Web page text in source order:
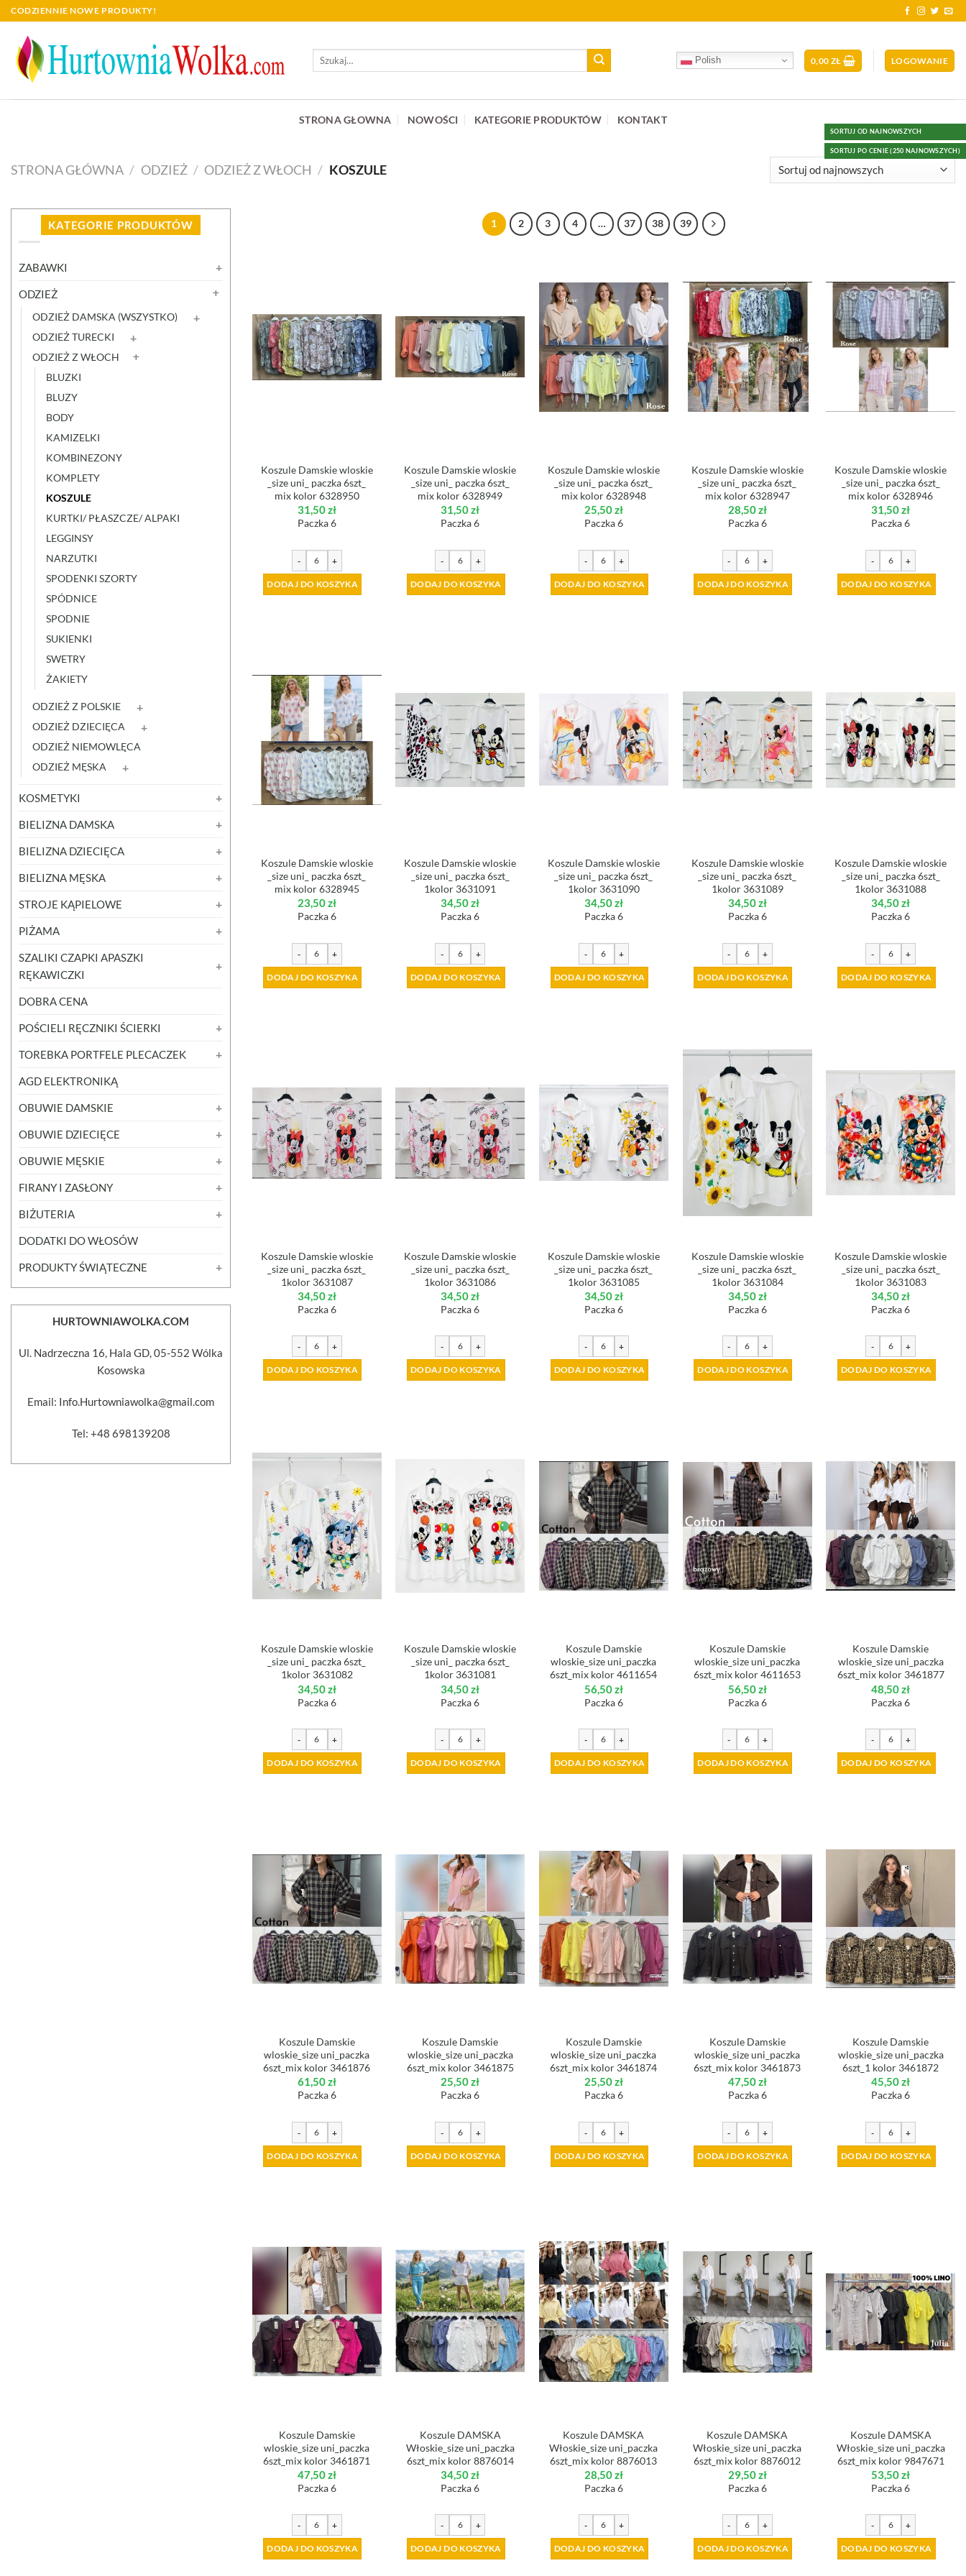
Skip
to
content
CODZIENNIE NOWE PRODUKTY!
Szukaj: Polish 0,00 ZŁ LOGOWANIE
STRONA GŁOWNA NOWOŚCI KATEGORIE PRODUKTÓW KONTAKT
STRONA GŁÓWNA / ODZIEŻ / ODZIEŻ Z WŁOCH / KOSZULE
KATEGORIE PRODUKTÓW
ZABAWKI
ODZIEŻ
ODZIEŻ DAMSKA (WSZYSTKO)
ODZIEŻ TURECKI
ODZIEŻ Z WŁOCH
BLUZKI
BLUZY
BODY
KAMIZELKI
KOMBINEZONY
KOMPLETY
KOSZULE
KURTKI/ PŁASZCZE/ ALPAKI
LEGGINSY
NARZUTKI
SPODENKI SZORTY
SPÓDNICE
SPODNIE
SUKIENKI
SWETRY
ŻAKIETY
ODZIEŻ Z POLSKIE
ODZIEŻ DZIECIĘCA
ODZIEŻ NIEMOWLĘCA
ODZIEŻ MĘSKA
KOSMETYKI
BIELIZNA DAMSKA
BIELIZNA DZIECIĘCA
BIELIZNA MĘSKA
STROJE KĄPIELOWE
PIŻAMA
SZALIKI CZAPKI APASZKI
RĘKAWICZKI
DOBRA CENA
POŚCIELI RĘCZNIKI ŚCIERKI
TOREBKA PORTFELE PLECACZEK
AGD ELEKTRONIKĄ
OBUWIE DAMSKIE
OBUWIE DZIECIĘCE
OBUWIE MĘSKIE
FIRANY I ZASŁONY
BIŻUTERIA
DODATKI DO WŁOSÓW
PRODUKTY ŚWIĄTECZNE
HURTOWNIAWOLKA.COM
Ul. Nadrzeczna 16, Hala GD, 05-552 Wólka
Kosowska
Email: Info.Hurtowniawolka@gmail.com
Tel: +48 698139208
1 2 3 4 … 37 38 39
Koszule Damskie wloskie
_size uni_ paczka 6szt_
mix kolor 6328950
31,50zł
Paczka 6
- +
DODAJ DO KOSZYKA
Koszule Damskie wloskie
_size uni_ paczka 6szt_
mix kolor 6328949
31,50zł
Paczka 6
- +
DODAJ DO KOSZYKA
Koszule Damskie wloskie
_size uni_ paczka 6szt_
mix kolor 6328948
25,50zł
Paczka 6
- +
DODAJ DO KOSZYKA
Koszule Damskie wloskie
_size uni_ paczka 6szt_
mix kolor 6328947
28,50zł
Paczka 6
- +
DODAJ DO KOSZYKA
Koszule Damskie wloskie
_size uni_ paczka 6szt_
mix kolor 6328946
31,50zł
Paczka 6
- +
DODAJ DO KOSZYKA
Koszule Damskie wloskie
_size uni_ paczka 6szt_
mix kolor 6328945
23,50zł
Paczka 6
- +
DODAJ DO KOSZYKA
Koszule Damskie wloskie
_size uni_ paczka 6szt_
1kolor 3631091
34,50zł
Paczka 6
- +
DODAJ DO KOSZYKA
Koszule Damskie wloskie
_size uni_ paczka 6szt_
1kolor 3631090
34,50zł
Paczka 6
- +
DODAJ DO KOSZYKA
Koszule Damskie wloskie
_size uni_ paczka 6szt_
1kolor 3631089
34,50zł
Paczka 6
- +
DODAJ DO KOSZYKA
Koszule Damskie wloskie
_size uni_ paczka 6szt_
1kolor 3631088
34,50zł
Paczka 6
- +
DODAJ DO KOSZYKA
Koszule Damskie wloskie
_size uni_ paczka 6szt_
1kolor 3631087
34,50zł
Paczka 6
- +
DODAJ DO KOSZYKA
Koszule Damskie wloskie
_size uni_ paczka 6szt_
1kolor 3631086
34,50zł
Paczka 6
- +
DODAJ DO KOSZYKA
Koszule Damskie wloskie
_size uni_ paczka 6szt_
1kolor 3631085
34,50zł
Paczka 6
- +
DODAJ DO KOSZYKA
Koszule Damskie wloskie
_size uni_ paczka 6szt_
1kolor 3631084
34,50zł
Paczka 6
- +
DODAJ DO KOSZYKA
Koszule Damskie wloskie
_size uni_ paczka 6szt_
1kolor 3631083
34,50zł
Paczka 6
- +
DODAJ DO KOSZYKA
Koszule Damskie wloskie
_size uni_ paczka 6szt_
1kolor 3631082
34,50zł
Paczka 6
- +
DODAJ DO KOSZYKA
Koszule Damskie wloskie
_size uni_ paczka 6szt_
1kolor 3631081
34,50zł
Paczka 6
- +
DODAJ DO KOSZYKA
Koszule Damskie
wloskie_size uni_paczka
6szt_mix kolor 4611654
56,50zł
Paczka 6
- +
DODAJ DO KOSZYKA
Koszule Damskie
wloskie_size uni_paczka
6szt_mix kolor 4611653
56,50zł
Paczka 6
- +
DODAJ DO KOSZYKA
Koszule Damskie
wloskie_size uni_paczka
6szt_mix kolor 3461877
48,50zł
Paczka 6
- +
DODAJ DO KOSZYKA
Koszule Damskie
wloskie_size uni_paczka
6szt_mix kolor 3461876
61,50zł
Paczka 6
- +
DODAJ DO KOSZYKA
Koszule Damskie
wloskie_size uni_paczka
6szt_mix kolor 3461875
25,50zł
Paczka 6
- +
DODAJ DO KOSZYKA
Koszule Damskie
wloskie_size uni_paczka
6szt_mix kolor 3461874
25,50zł
Paczka 6
- +
DODAJ DO KOSZYKA
Koszule Damskie
wloskie_size uni_paczka
6szt_mix kolor 3461873
47,50zł
Paczka 6
- +
DODAJ DO KOSZYKA
Koszule Damskie
wloskie_size uni_paczka
6szt_1 kolor 3461872
45,50zł
Paczka 6
- +
DODAJ DO KOSZYKA
Koszule Damskie
wloskie_size uni_paczka
6szt_mix kolor 3461871
47,50zł
Paczka 6
- +
DODAJ DO KOSZYKA
Koszule DAMSKA
Włoskie_size uni_paczka
6szt_mix kolor 8876014
34,50zł
Paczka 6
- +
DODAJ DO KOSZYKA
Koszule DAMSKA
Włoskie_size uni_paczka
6szt_mix kolor 8876013
28,50zł
Paczka 6
- +
DODAJ DO KOSZYKA
Koszule DAMSKA
Włoskie_size uni_paczka
6szt_mix kolor 8876012
29,50zł
Paczka 6
- +
DODAJ DO KOSZYKA
Koszule DAMSKA
Włoskie_size uni_paczka
6szt_mix kolor 9847671
53,50zł
Paczka 6
- +
DODAJ DO KOSZYKA
SORTUJ OD NAJNOWSZYCH
SORTUJ PO CENIE (250 NAJNOWSZYCH)